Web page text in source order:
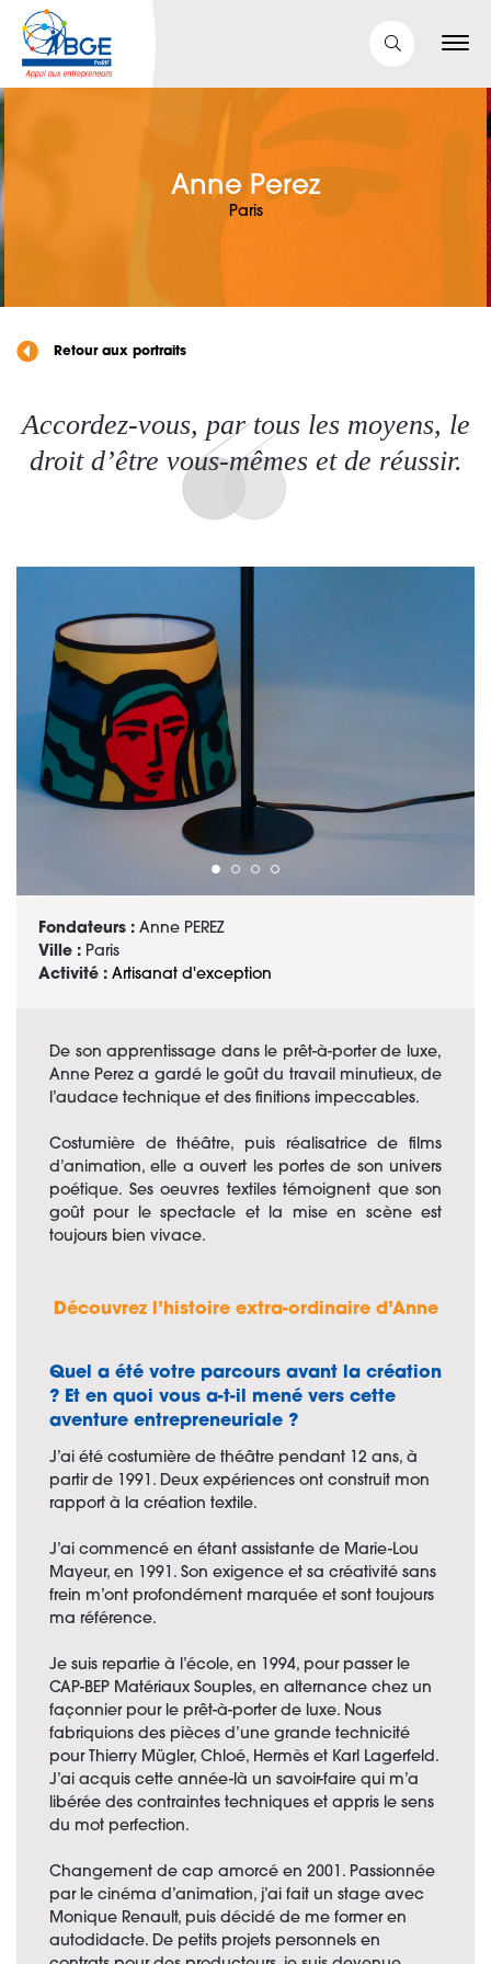
Anne Perez
Paris
Retour aux portraits
Accordez-vous, par tous les moyens, le
droit d’être vous-mêmes et de réussir.
Fondateurs : Anne PEREZ
Ville : Paris
Activité : Artisanat d'exception
De son apprentissage dans le prêt-à-porter de luxe,
Anne Perez a gardé le goût du travail minutieux, de
l’audace technique et des finitions impeccables.
Costumière de théâtre, puis réalisatrice de films
d’animation, elle a ouvert les portes de son univers
poétique. Ses oeuvres textiles témoignent que son
goût pour le spectacle et la mise en scène est
toujours bien vivace.
Découvrez l’histoire extra-ordinaire d’Anne
Quel a été votre parcours avant la création
? Et en quoi vous a-t-il mené vers cette
aventure entrepreneuriale ?
J’ai été costumière de théâtre pendant 12 ans, à
partir de 1991. Deux expériences ont construit mon
rapport à la création textile.
J’ai commencé en étant assistante de Marie-Lou
Mayeur, en 1991. Son exigence et sa créativité sans
frein m’ont profondément marquée et sont toujours
ma référence.
Je suis repartie à l’école, en 1994, pour passer le
CAP-BEP Matériaux Souples, en alternance chez un
façonnier pour le prêt-à-porter de luxe. Nous
fabriquions des pièces d’une grande technicité
pour Thierry Mügler, Chloé, Hermès et Karl Lagerfeld.
J’ai acquis cette année-là un savoir-faire qui m’a
libérée des contraintes techniques et appris le sens
du mot perfection.
Changement de cap amorcé en 2001. Passionnée
par le cinéma d’animation, j’ai fait un stage avec
Monique Renault, puis décidé de me former en
autodidacte. De petits projets personnels en